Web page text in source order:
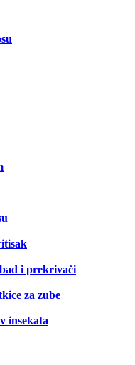
i prekrivači
za zube
insekata